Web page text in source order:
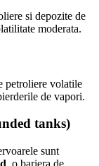
si depozite de
moderata.
petroliere volatile
de vapori.
tanks)
sunt
, o bariera de